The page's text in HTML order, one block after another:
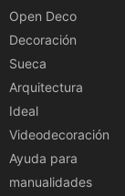
Open Deco
Decoración
Sueca
Arquitectura
Ideal
Videodecoración
Ayuda para
manualidades